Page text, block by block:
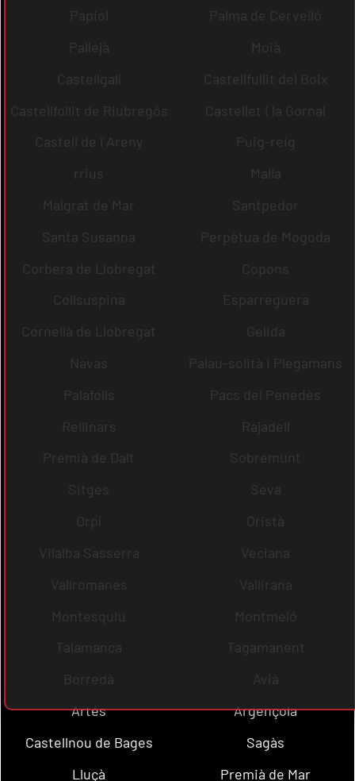
Papiol
Palma de Cervelló
Pallejà
Moià
Castellgalí
Castellfullit del Boix
Castellfollit de Riubregós
Castellet i la Gornal
Castell de l´Areny
Puig-reig
rrius
Malla
Malgrat de Mar
Santpedor
Santa Susanna
Perpètua de Mogoda
Corbera de Llobregat
Copons
Collsuspina
Esparreguera
Cornellà de Llobregat
Gelida
Navas
Palau-solità i Plegamans
Palafolls
Pacs del Penedès
Rellinars
Rajadell
Premià de Dalt
Sobremunt
Sitges
Seva
Orpí
Oristà
Vilalba Sasserra
Veciana
Vallromanes
Vallirana
Montesquiu
Montmeló
Talamanca
Tagamanent
Borredà
Avià
Artés
Argençola
Castellnou de Bages
Sagàs
Lluçà
Premià de Mar